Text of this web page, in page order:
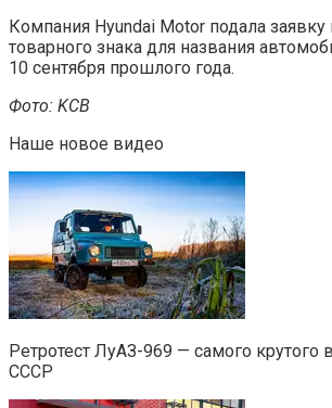
Компания Hyundai Motor подала
товарного знака для названия
10 сентября прошлого года.
Фото: KCB
Наше новое видео
Ретротест ЛуАЗ-969 — самого крутого
СССР